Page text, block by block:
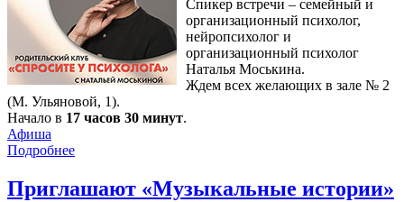
Спикер встречи – семейный и
организационный психолог,
нейропсихолог и
организационный психолог
Наталья Моськина.
Ждем всех желающих в зале № 2
(М. Ульяновой, 1).
Начало в 17 часов 30 минут.
Афиша
Подробнее
Приглашают «Музыкальные истории»